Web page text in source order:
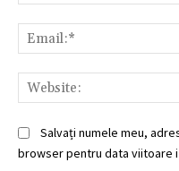
Salvați numele meu,
browser pentru data viitoare